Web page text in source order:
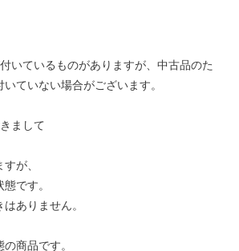
いているものがありますが、中古品のた
ていない場合がございます。
まして
が、
です。
ありません。
商品です。